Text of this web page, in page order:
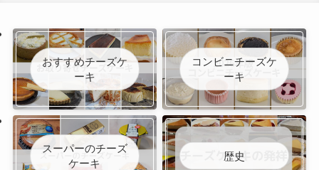
おすすめチーズケ
ーキ
コンビニチーズケ
ーキ
スーパーのチーズ
ケーキ
歴史